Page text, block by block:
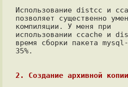
Использование distcc и
позволяет существенно
компиляции. У меня при
использовании ccache и
время сборки пакета
35%.
2. Создание архивной копии